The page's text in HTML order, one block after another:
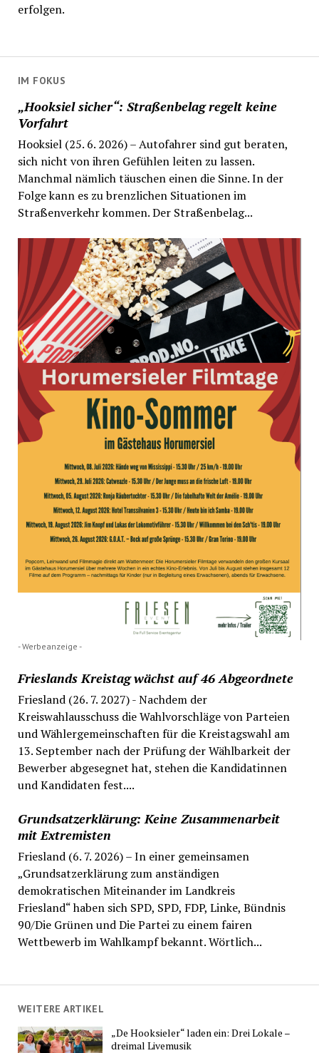
IM FOKUS
„Hooksiel sicher“: Straßenbelag regelt keine
Vorfahrt
Hooksiel (25. 6. 2026) – Autofahrer sind gut beraten,
sich nicht von ihren Gefühlen leiten zu lassen.
Manchmal nämlich täuschen einen die Sinne. In der
Folge kann es zu brenzlichen Situationen im
Straßenverkehr kommen. Der Straßenbelag...
- Werbeanzeige -
Frieslands Kreistag wächst auf 46 Abgeordnete
Friesland (26. 7. 2027) - Nachdem der
Kreiswahlausschuss die Wahlvorschläge von Parteien
und Wählergemeinschaften für die Kreistagswahl am
13. September nach der Prüfung der Wählbarkeit der
Bewerber abgesegnet hat, stehen die Kandidatinnen
und Kandidaten fest....
Grundsatzerklärung: Keine Zusammenarbeit
mit Extremisten
Friesland (6. 7. 2026) – In einer gemeinsamen
„Grundsatzerklärung zum anständigen
demokratischen Miteinander im Landkreis
Friesland“ haben sich SPD, SPD, FDP, Linke, Bündnis
90/Die Grünen und Die Partei zu einem fairen
Wettbewerb im Wahlkampf bekannt. Wörtlich...
erfolgen.
WEITERE ARTIKEL
„De Hooksieler“ laden ein: Drei Lokale –
dreimal Livemusik